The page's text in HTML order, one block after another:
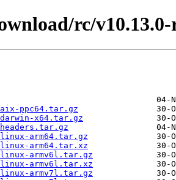
rc/v10.13.0-
ppc64.tar.gz
x64.tar.gz
arm64.tar.gz
arm64.tar.xz
armv6l.tar.gz
armv6l.tar.xz
armv7l.tar.gz